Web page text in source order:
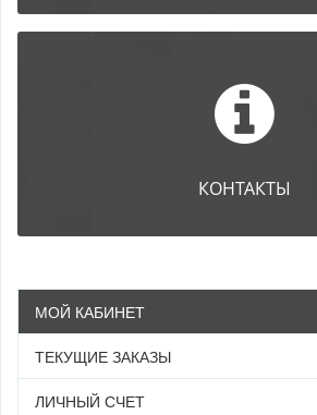
КОНТАКТЫ
МОЙ КАБИНЕТ
ТЕКУЩИЕ ЗАКАЗЫ
ЛИЧНЫЙ СЧЕТ